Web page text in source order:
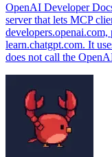
OpenAI Developer
server that lets MCP
learn.chatgpt.com. It
does not call the